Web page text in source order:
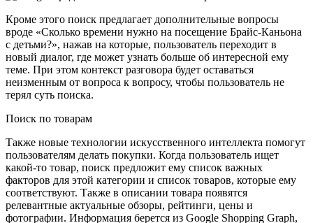
Кроме этого поиск предлагает дополнительные вопросы
вроде «Сколько времени нужно на посещение Брайс-Каньона
с детьми?», нажав на которые, пользователь переходит в
новый диалог, где может узнать больше об интересной ему
теме. При этом контекст разговора будет оставаться
неизменным от вопроса к вопросу, чтобы пользователь не
терял суть поиска.
Поиск по товарам
Также новые технологии искусственного интеллекта помогут
пользователям делать покупки. Когда пользователь ищет
какой-то товар, поиск предложит ему список важных
факторов для этой категории и список товаров, которые ему
соответствуют. Также в описании товара появятся
релевантные актуальные обзоры, рейтинги, цены и
фотографии. Информация берется из Google Shopping Graph,